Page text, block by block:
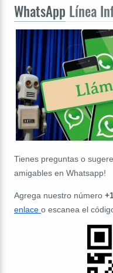
WhatsApp Línea
Tienes preguntas o
amigables en Whatsapp!
Agrega nuestro número
enlace o escanea el